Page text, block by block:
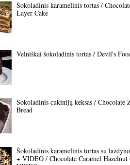
Šokoladinis karamelinis tortas /
Layer Cake
Velniškai šokoladinis tortas / Devil's
Šokoladinis cukinijų keksas / Chocolate
Bread
Šokoladinis karamelinis tortas su
+ VIDEO / Chocolate Caramel Hazelnut